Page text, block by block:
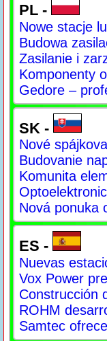
PL -
Nowe stacje
Budowa
Zasilanie i
Komponenty
Gedore –
SK -
Nové
Budovanie
Komunita
Nová ponuka
ES -
Nuevas
Vox Power
Construcción
ROHM
Samtec